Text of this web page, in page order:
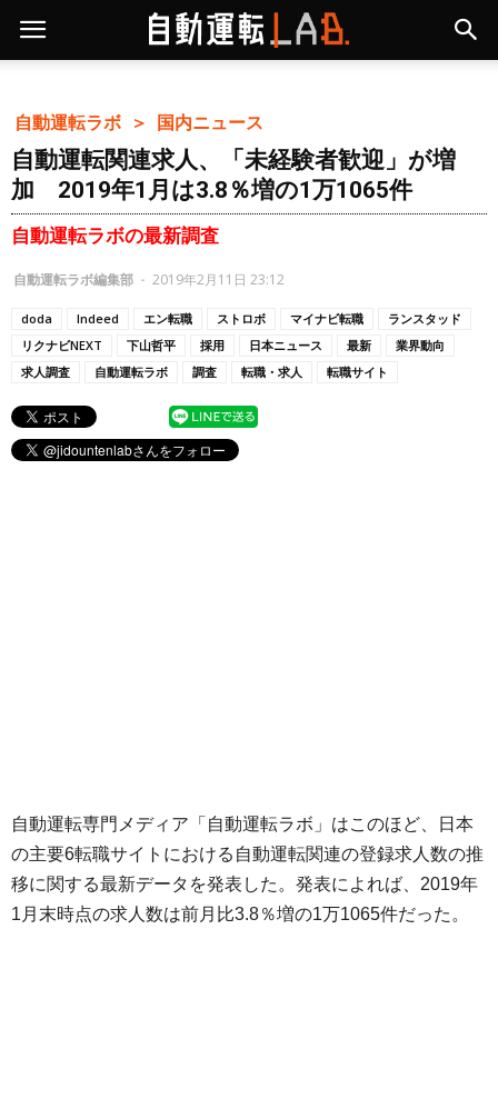
自動運転ラボ ＞ 国内ニュース
自動運転関連求人、「未経験者歓迎」が増
加 2019年1月は3.8％増の1万1065件
自動運転ラボの最新調査
自動運転ラボ編集部 - 2019年2月11日 23:12
doda Indeed エン転職 ストロボ マイナビ転職
ランスタッド
リクナビNEXT
下山哲平 採用 日本ニュース 最新
業界動向
求人調査
自動運転ラボ 調査 転職・求人 転職サイト
自動運転専門メディア「自動運転ラボ」はこのほど、日本
の主要6転職サイトにおける自動運転関連の登録求人数の推
移に関する最新データを発表した。発表によれば、2019年
1月末時点の求人数は前月比3.8％増の1万1065件だった。